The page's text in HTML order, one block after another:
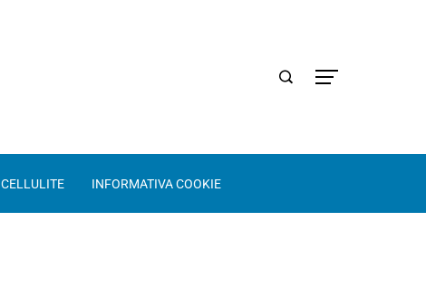
CELLULITE INFORMATIVA COOKIE